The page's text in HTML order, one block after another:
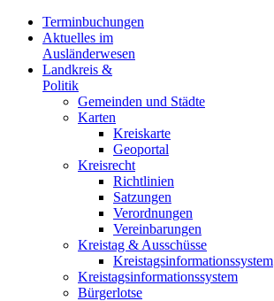
Terminbuchungen
Aktuelles im
Ausländerwesen
Landkreis &
Politik
Gemeinden und Städte
Karten
Kreiskarte
Geoportal
Kreisrecht
Richtlinien
Satzungen
Verordnungen
Vereinbarungen
Kreistag & Ausschüsse
Kreistagsinformationssystem
Kreistagsinformationssystem
Bürgerlotse